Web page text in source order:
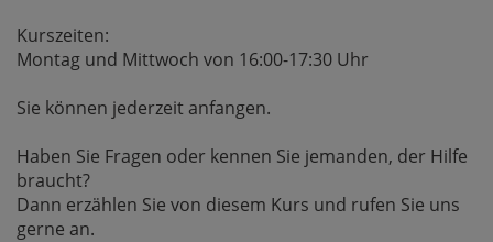
Kurszeiten:
Montag und Mittwoch von 16:00-17:30 Uhr
Sie können jederzeit anfangen.
Haben Sie Fragen oder kennen Sie jemanden, der Hilfe
braucht?
Dann erzählen Sie von diesem Kurs und rufen Sie uns
gerne an.